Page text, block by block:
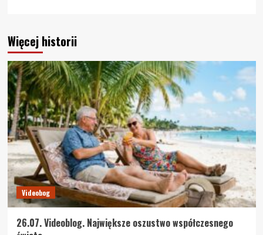
Więcej historii
Videobog
26.07. Videoblog. Największe oszustwo współczesnego